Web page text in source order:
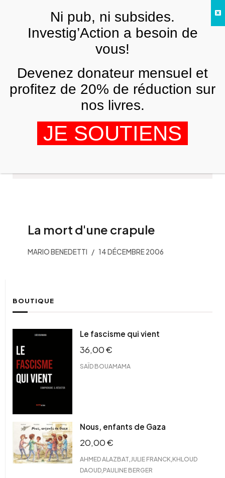
Mario Benedetti
La mort d'une crapule
MARIO BENEDETTI 14 DÉCEMBRE 2006
BOUTIQUE
Le fascisme qui vient
36,00€
SAÏD BOUAMAMA
Nous, enfants de Gaza
20,00€
AHMED ALAZBAT JULIE FRANCK KHLOUD
DAOUD PAULINE BERGER
FRNi pub, ni subsides.
Investig’Action a besoin de
vous!
Devenez donateur mensuel et
profitez de 20% de réduction sur
nos livres.
JE SOUTIENS